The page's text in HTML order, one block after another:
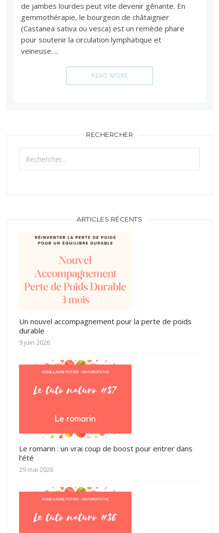
de jambes lourdes peut vite devenir gênante. En
gemmothérapie, le bourgeon de châtaignier
(Castanea sativa ou vesca) est un remède phare
pour soutenir la circulation lymphatique et
veineuse….
READ MORE
RECHERCHER
Rechercher :
ARTICLES RÉCENTS
Un nouvel accompagnement pour la perte de poids
durable
9 juin 2026
Le romarin : un vrai coup de boost pour entrer dans
l’été
29 mai 2026